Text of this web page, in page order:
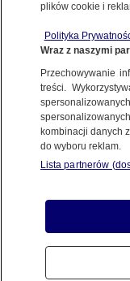
22.06.2009, 08:45
Udostępnij
Izraelczycy,
narodowości
uścisnąć przed
sobie nawzajem
Bliskim
plików cookie i
Polityka
Wraz z naszymi
Przechowywanie
treści.
kombinacji danych
do wyboru reklam.
Lista partnerów